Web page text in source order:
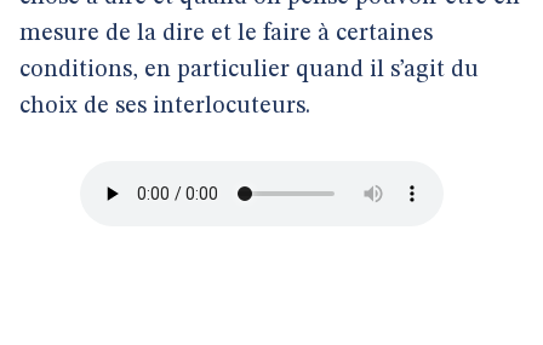
mesure de la dire et le faire à certaines
conditions, en particulier quand il s’agit du
choix de ses interlocuteurs.